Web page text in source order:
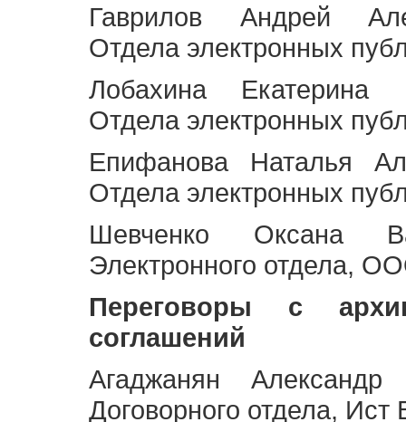
Гаврилов Андрей
Отдела электронных
Лобахина Екатерина
Отдела электронных
Епифанова Наталья
Отдела электронных
Шевченко Оксана
Электронного отдела,
Переговоры с
соглашений
Агаджанян Александр
Договорного отдела,